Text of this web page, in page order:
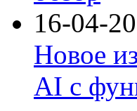
16-04-
Новое
AI с